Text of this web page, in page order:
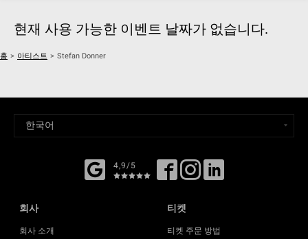
현재 사용 가능한 이벤트 날짜가 없습니다.
홈 > 아티스트 > Stefan Donner
4,9/5
회사
회사 소개
티켓
티켓 주문 방법